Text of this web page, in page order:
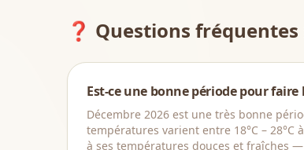
❓ Questions fréquentes
Est-ce une bonne période pour faire
Décembre 2026 est une très bonne
températures varient entre 18°C –
à ses températures douces et fraîches